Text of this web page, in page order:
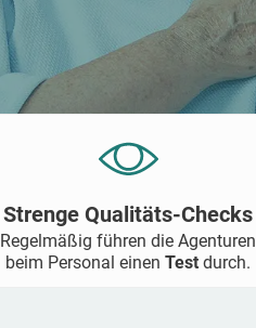
Strenge Qualitäts-Checks
Regelmäßig führen die Agenturen
beim Personal einenTestdurch.